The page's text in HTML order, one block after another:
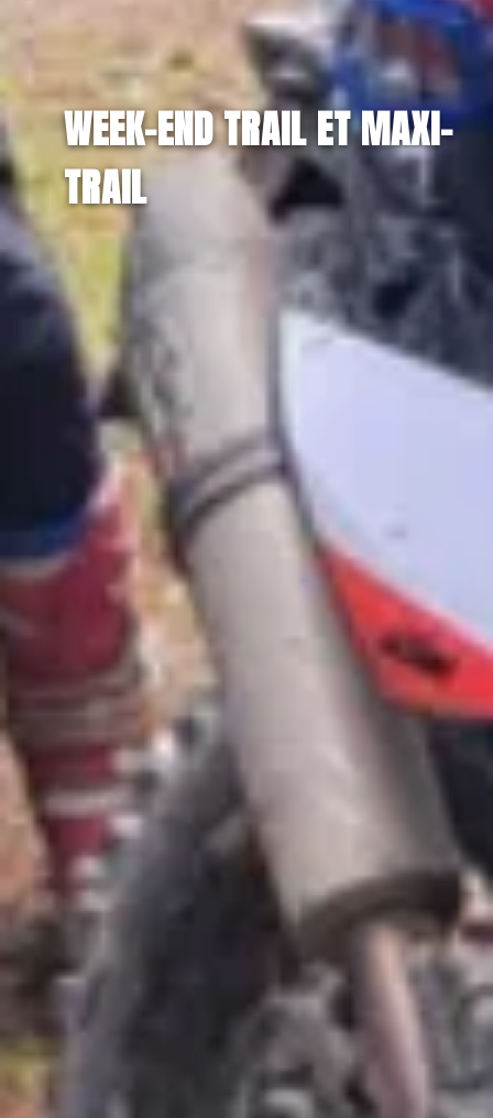
WEEK-END TRAIL ET MAXI-
TRAIL